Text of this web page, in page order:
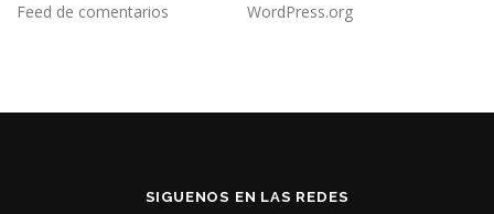
Feed de comentarios
WordPress.org
SIGUENOS EN LAS REDES